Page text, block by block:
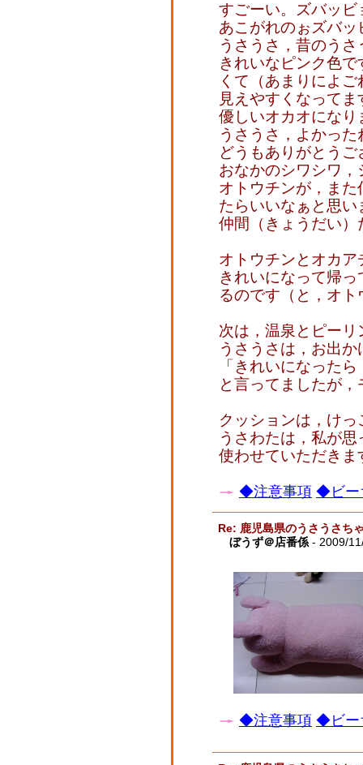
すごーい。ズバッ
あこがれのぉズバッ
うさうさ，昔のう
きれいなピンク色
くて（あまりによ
見えやすくなってま
優しいオカオにな
うさうさ，よかっ
どうもありがとう
おなかのシワシワ
オトウチンが，ま
たらいいなぁと思い
仲間（きょうだい
オトウチンとオカ
きれいになって帰
るのです（と，オ
次は，温泉とピー
うさうさは，お出か
「きれいになった
と言ってましたが
クッションは，け
うさわたは，私が
使わせていただき
◆注意事項 ◆ビー
Re: 鹿児島県のうさうさち
ぼうず＠店番係 - 2009/
◆注意事項 ◆ビー